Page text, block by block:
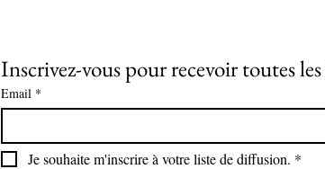
Inscrivez-vous pour recevoir toutes
Email *
Je souhaite m'inscrire à votre liste de diffusion. *